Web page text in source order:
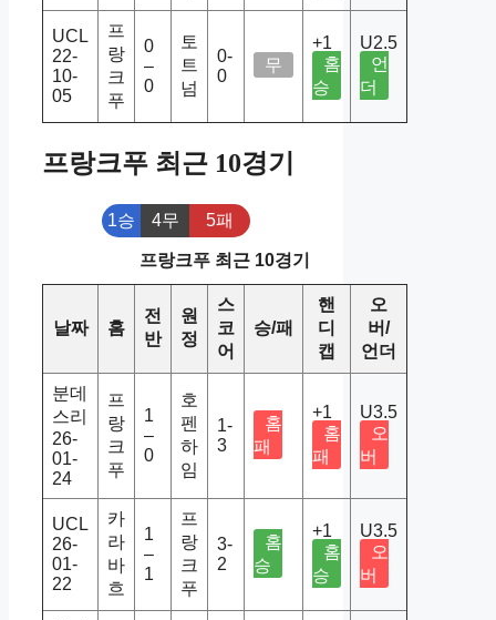
UCL
22-
10-
05
프
랑
크
푸
0
–
0
토
트
넘
0-
0
무
+1
홈
승
U2.5
언
더
프랑크푸 최근 10경기
1승 4무 5패
프랑크푸 최근 10경기
날짜 홈
전
반
원
정
스
코
어
승/패
핸
디
캡
오
버/
언더
분데
스리
26-
01-
24
프
랑
크
푸
1
–
0
호
펜
하
임
1-
3
홈
패
+1
홈
패
U3.5
오
버
UCL
26-
01-
22
카
라
바
흐
1
–
1
프
랑
크
푸
3-
2
홈
승
+1
홈
승
U3.5
오
버